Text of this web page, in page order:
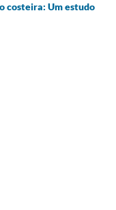
costeira: Um estudo